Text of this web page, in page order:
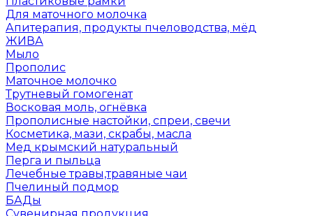
Для маточного молочка
Апитерапия, продукты пчеловодства, мёд
ЖИВА
Мыло
Прополис
Маточное молочко
Трутневый гомогенат
Восковая моль, огнёвка
Прополисные настойки, спреи, свечи
Косметика, мази, скрабы, масла
Мед крымский натуральный
Перга и пыльца
Лечебные травы,травяные чаи
Пчелиный подмор
БАДы